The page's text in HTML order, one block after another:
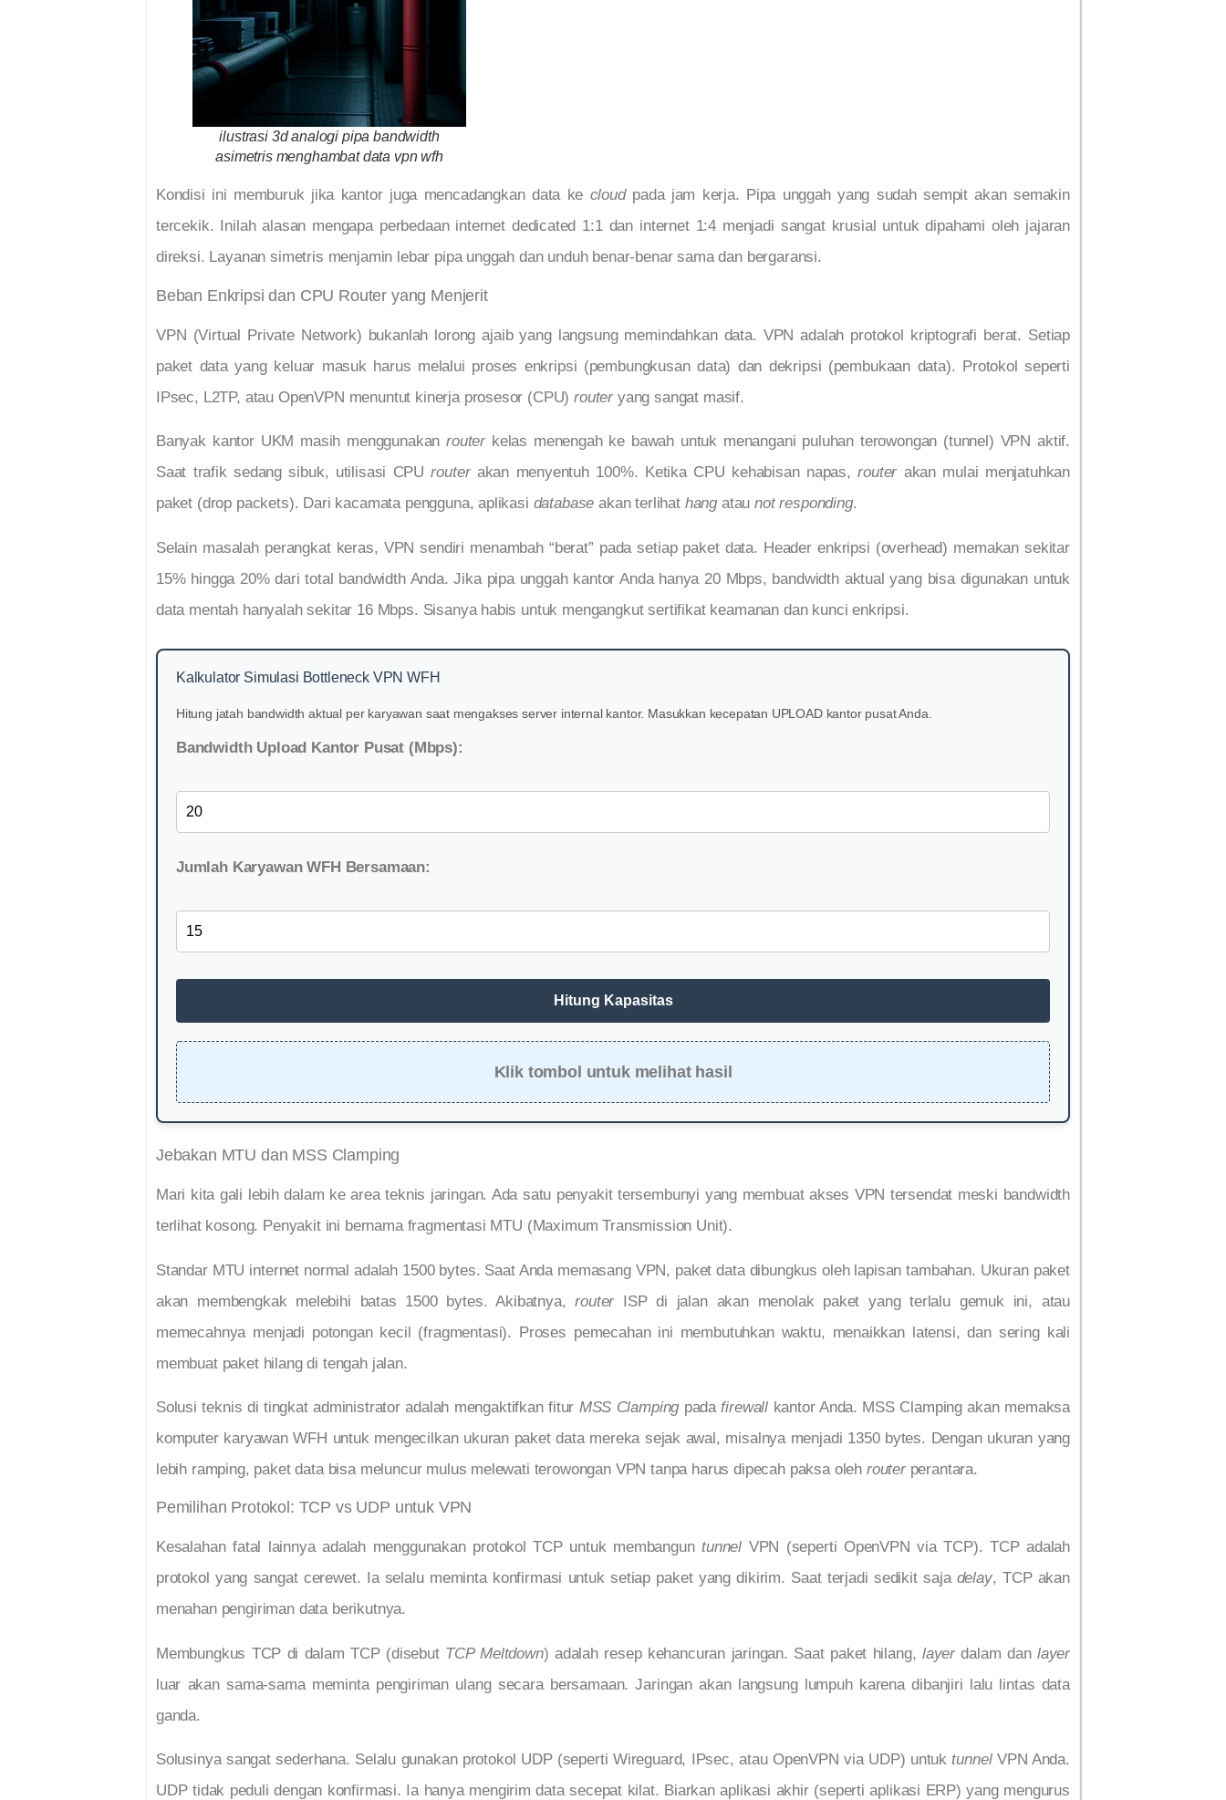
ilustrasi 3d analogi pipa bandwidth
asimetris menghambat data vpn wfh
Kondisi ini memburuk jika kantor juga mencadangkan data ke cloudpada jam kerja. Pipa unggah yang sudah sempit akan semakin
tercekik. Inilah alasan mengapa perbedaan internet dedicated 1:1 dan internet 1:4 menjadi sangat krusial untuk dipahami oleh jajaran
direksi. Layanan simetris menjamin lebar pipa unggah dan unduh benar-benar sama dan bergaransi.
Beban Enkripsi dan CPU Router yang Menjerit
VPN (Virtual Private Network) bukanlah lorong ajaib yang langsung memindahkan data. VPN adalah protokol kriptografi berat. Setiap
paket data yang keluar masuk harus melalui proses enkripsi (pembungkusan data) dan dekripsi (pembukaan data). Protokol seperti
IPsec, L2TP, atau OpenVPN menuntut kinerja prosesor (CPU)router yang sangat masif.
Banyak kantor UKM masih menggunakanrouter kelas menengah ke bawah untuk menangani puluhan terowongan (tunnel) VPN aktif.
Saat trafik sedang sibuk, utilisasi CPUrouterakan menyentuh 100%. Ketika CPU kehabisan napas,router akan mulai menjatuhkan
paket (drop packets). Dari kacamata pengguna, aplikasi database akan terlihat hangataunot responding.
Selain masalah perangkat keras, VPN sendiri menambah “berat” pada setiap paket data. Header enkripsi (overhead) memakan sekitar
15% hingga 20% dari total bandwidth Anda. Jika pipa unggah kantor Anda hanya 20 Mbps, bandwidth aktual yang bisa digunakan untuk
data mentah hanyalah sekitar 16 Mbps. Sisanya habis untuk mengangkut sertifikat keamanan dan kunci enkripsi.
Kalkulator Simulasi Bottleneck VPN WFH
Hitung jatah bandwidth aktual per karyawan saat mengakses server internal kantor. Masukkan kecepatan UPLOAD kantor pusat Anda.
Bandwidth Upload Kantor Pusat (Mbps):
Jumlah Karyawan WFH Bersamaan:
Hitung Kapasitas
Klik tombol untuk melihat hasil
Jebakan MTU dan MSS Clamping
Mari kita gali lebih dalam ke area teknis jaringan. Ada satu penyakit tersembunyi yang membuat akses VPN tersendat meski bandwidth
terlihat kosong. Penyakit ini bernama fragmentasi MTU (Maximum Transmission Unit).
Standar MTU internet normal adalah 1500 bytes. Saat Anda memasang VPN, paket data dibungkus oleh lapisan tambahan. Ukuran paket
akan membengkak melebihi batas 1500 bytes. Akibatnya,router ISP di jalan akan menolak paket yang terlalu gemuk ini, atau
memecahnya menjadi potongan kecil (fragmentasi). Proses pemecahan ini membutuhkan waktu, menaikkan latensi, dan sering kali
membuat paket hilang di tengah jalan.
Solusi teknis di tingkat administrator adalah mengaktifkan fitur MSS Clampingpadafirewall kantor Anda. MSS Clamping akan memaksa
komputer karyawan WFH untuk mengecilkan ukuran paket data mereka sejak awal, misalnya menjadi 1350 bytes. Dengan ukuran yang
lebih ramping, paket data bisa meluncur mulus melewati terowongan VPN tanpa harus dipecah paksa oleh routerperantara.
Pemilihan Protokol: TCP vs UDP untuk VPN
Kesalahan fatal lainnya adalah menggunakan protokol TCP untuk membanguntunnel VPN (seperti OpenVPN via TCP). TCP adalah
protokol yang sangat cerewet. Ia selalu meminta konfirmasi untuk setiap paket yang dikirim. Saat terjadi sedikit saja delay, TCP akan
menahan pengiriman data berikutnya.
Membungkus TCP di dalam TCP (disebut TCP Meltdown) adalah resep kehancuran jaringan. Saat paket hilang, layer dalam dan layer
luar akan sama-sama meminta pengiriman ulang secara bersamaan. Jaringan akan langsung lumpuh karena dibanjiri lalu lintas data
ganda.
Solusinya sangat sederhana. Selalu gunakan protokol UDP (seperti Wireguard, IPsec, atau OpenVPN via UDP) untuktunnelVPN Anda.
UDP tidak peduli dengan konfirmasi. Ia hanya mengirim data secepat kilat. Biarkan aplikasi akhir (seperti aplikasi ERP) yang mengurus